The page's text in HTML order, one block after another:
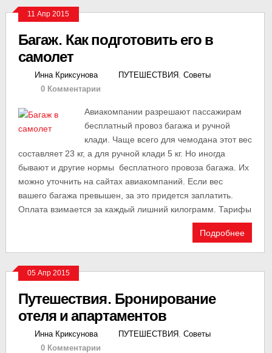
11 Апр 2015
Багаж. Как подготовить его в
самолет
Инна Криксунова ПУТЕШЕСТВИЯ, Советы
0 Комментарии
Авиакомпании разрешают пассажирам
бесплатный провоз багажа и ручной
клади. Чаще всего для чемодана этот вес
составляет 23 кг, а для ручной клади 5 кг. Но иногда
бывают и другие нормы бесплатного провоза багажа. Их
можно уточнить на сайтах авиакомпаний. Если вес
вашего багажа превышен, за это придется заплатить.
Оплата взимается за каждый лишний килограмм. Тарифы
Подробнее
05 Апр 2015
Путешествия. Бронирование
отеля и апартаментов
Инна Криксунова ПУТЕШЕСТВИЯ, Советы
0 Комментарии